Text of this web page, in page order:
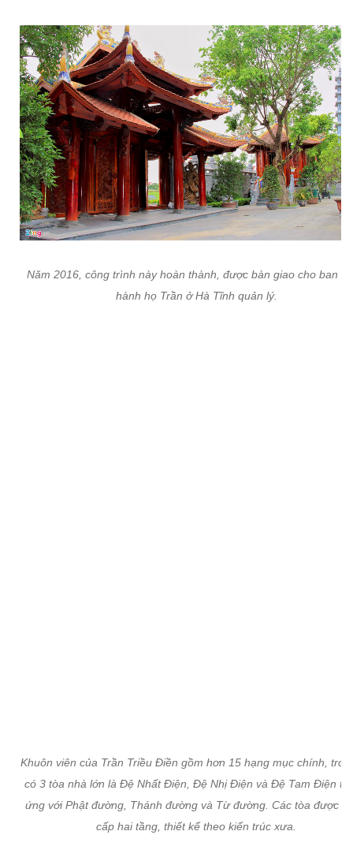
Năm 2016, công trình này hoàn thành, được bàn giao cho ban
hành họ Trần ở Hà Tĩnh quản lý.